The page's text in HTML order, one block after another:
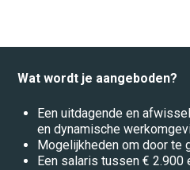
Wat wordt je aangeboden?
Een uitdagende en
en dynamische
Mogelijkheden om door te
Een salaris tussen € 2.900
Restaurant
Schoonmaak
Spuiterij/stralerij